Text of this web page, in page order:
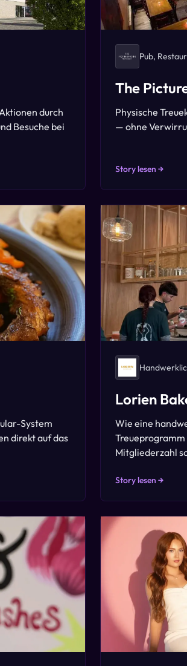
durch
Besuche bei
Pub,
The
Physische
— ohne
Story lesen →
System
direkt auf das
Lorien
Wie eine
Mitgliederzahl
Story lesen →